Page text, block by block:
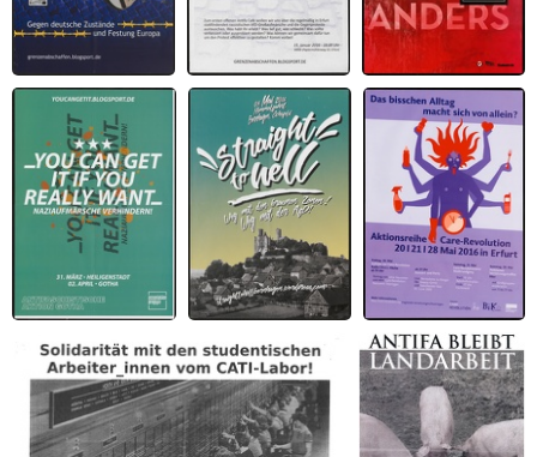
Grenzen abschaffen!
Gegen deutsche
Zustände und
Festung Europa.
Offenes Antifacafé
2016
Es geht auch ganz
anders
really want.
Naziaufmärsche
verhindern.
Das bisschen Alltag
macht sich von
allein? Aktionsreihe
Care-Revolution